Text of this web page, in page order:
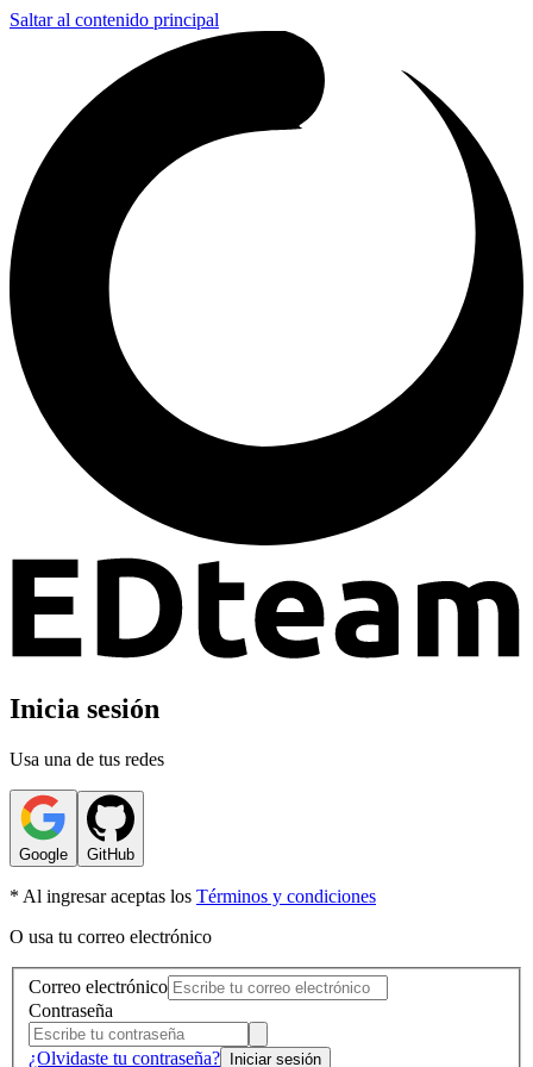
Saltar al contenido principal
Inicia sesión
Usa una de tus redes
Google GitHub
* Al ingresar aceptas los Términos y condiciones
O usa tu correo electrónico
Correo electrónico
Contraseña
¿Olvidaste tu contraseña? Iniciar sesión